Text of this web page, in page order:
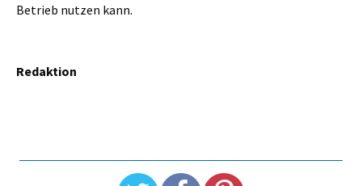
Betrieb nutzen kann.
Redaktion